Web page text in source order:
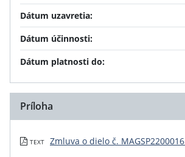
Dátum uzavretia:
Dátum účinnosti:
Dátum platnosti do:
Príloha
TEXT Zmluva o dielo č. MAGSP2200016